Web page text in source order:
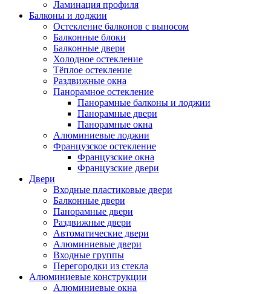
Ламинация профиля
Балконы и лоджии
Остекление балконов с выносом
Балконные блоки
Балконные двери
Холодное остекление
Тёплое остекление
Раздвижные окна
Панорамное остекление
Панорамные балконы и лоджии
Панорамные двери
Панорамные окна
Алюминиевые лоджии
Французское остекление
Французские окна
Французские двери
Двери
Входные пластиковые двери
Балконные двери
Панорамные двери
Раздвижные двери
Автоматические двери
Алюминиевые двери
Входные группы
Перегородки из стекла
Алюминиевые конструкции
Алюминиевые окна